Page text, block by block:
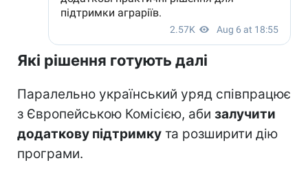
Які рішення готують далі
Паралельно український уряд співпрацює
з Європейською Комісією, аби залучити
додаткову підтримку та розширити дію
програми.